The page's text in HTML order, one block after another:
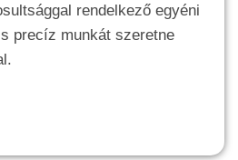
rendelkező egyéni
precíz munkát szeretne